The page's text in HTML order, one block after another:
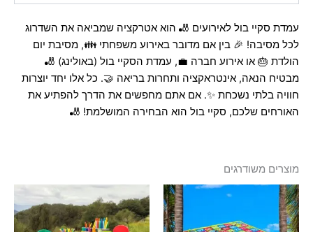
עמדת סקיי בול לאירועים 🎳 הוא אטרקציה שמביאה את השדרוג
לכל מסיבה! 🎉 בין אם מדובר באירוע משפחתי 👪, מסיבת יום
הולדת 🎂 או אירוע חברה 💼, עמדת הסקיי בול (באולינג) 🎳
מבטיח הנאה, אינטראקציה ותחרות בריאה 🤝. כל אלו יחד יוצרות
חוויה בלתי נשכחת ✨. אם אתם מחפשים את הדרך להפתיע את
האורחים שלכם, סקיי בול הוא הבחירה המושלמת! 🎳
מוצרים משודרגים
המחיר
349.00 ₪.
המחיר
הנוכחי
הוא:
299.00 ₪.